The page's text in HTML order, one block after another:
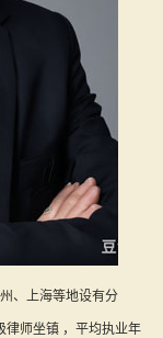
、上海等地设有分
律师坐镇 ，平均执业年